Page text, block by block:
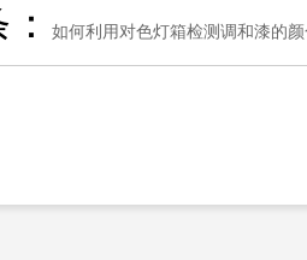
如何利用对色灯箱检测调和漆的